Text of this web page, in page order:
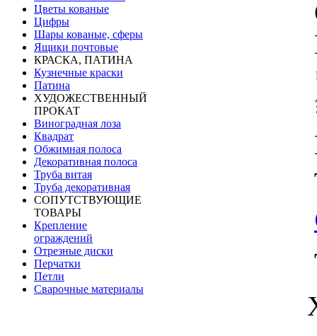
Цветы кованые
Цифры
Шары кованые, сферы
Ящики почтовые
КРАСКА, ПАТИНА
Кузнечные краски
Патина
ХУДОЖЕСТВЕННЫЙ
ПРОКАТ
Виноградная лоза
Квадрат
Обжимная полоса
Декоративная полоса
Труба витая
Труба декоративная
СОПУТСТВУЮЩИЕ
ТОВАРЫ
Крепление
ограждений
Отрезные диски
Перчатки
Петли
Сварочные материалы